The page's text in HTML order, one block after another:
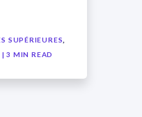
SUPÉRIEURES,
| 3 MIN READ